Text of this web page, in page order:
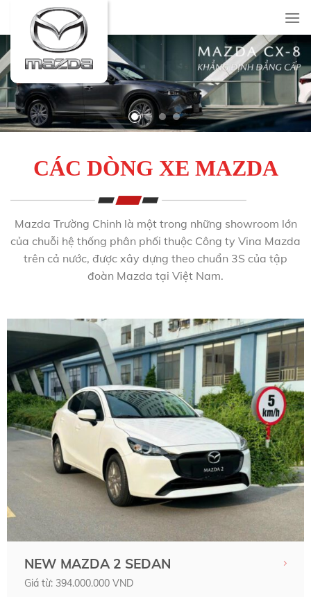
content
CÁC DÒNG XE MAZDA
Mazda Trường Chinh là một trong những showroom lớn
của chuỗi hệ thống phân phối thuộc Công ty Vina Mazda
trên cả nước, được xây dựng theo chuẩn 3S của tập
đoàn Mazda tại Việt Nam.
NEW MAZDA 2 SEDAN
Giá từ: 394.000.000 VND